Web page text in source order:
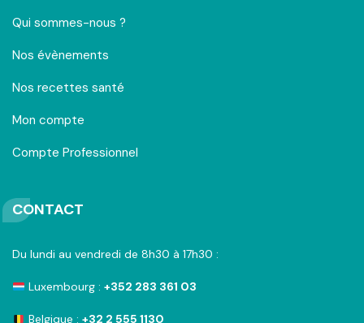
Qui sommes-nous ?
Nos évènements
Nos recettes santé
Mon compte
Compte Professionnel
CONTACT
Du lundi au vendredi de 8h30 à 17h30 :
Luxembourg : +352 283 361 03
Belgique : +32 2 555 1130